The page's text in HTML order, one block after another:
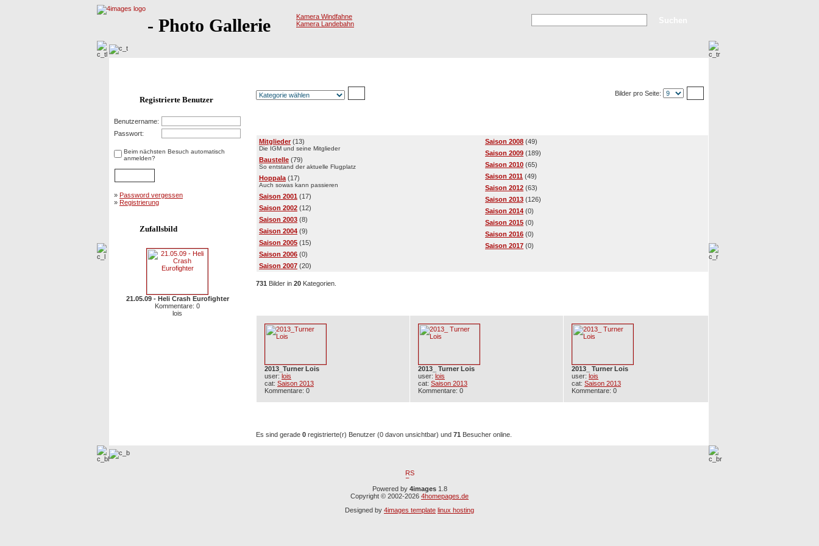
- Photo Gallerie
Kamera Windfahne
Kamera Landebahn
Registrierte Benutzer
Benutzername:
Passwort:
Beim nächsten Besuch automatisch
anmelden?
» Password vergessen
» Registrierung
Zufallsbild
21.05.09 - Heli Crash Eurofighter
Kommentare: 0
lois
Bilder pro Seite:
Mitglieder(13)
Die IGM und seine Mitglieder
Baustelle (79)
So entstand der aktuelle Flugplatz
Hoppala (17)
Auch sowas kann passieren
Saison 2001 (17)
Saison 2002 (12)
Saison 2003 (8)
Saison 2004 (9)
Saison 2005 (15)
Saison 2006 (0)
Saison 2007 (20)
Saison 2008 (49)
Saison 2009 (189)
Saison 2010 (65)
Saison 2011 (49)
Saison 2012 (63)
Saison 2013 (126)
Saison 2014 (0)
Saison 2015 (0)
Saison 2016 (0)
Saison 2017 (0)
731 Bilder in 20 Kategorien.
2013_Turner Lois
user: lois
cat: Saison 2013
Kommentare: 0
2013_ Turner Lois
user: lois
cat: Saison 2013
Kommentare: 0
2013_ Turner Lois
user: lois
cat: Saison 2013
Kommentare: 0
Es sind gerade 0 registrierte(r) Benutzer (0 davon unsichtbar) und 71 Besucher online.
Powered by 4images1.8
Copyright © 2002-2026 4homepages.de
Designed by 4images template linux hosting